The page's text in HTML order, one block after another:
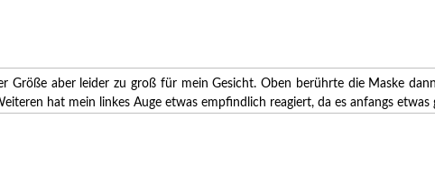
aber leider zu groß für mein Gesicht. Oben berührte die Maske
hat mein linkes Auge etwas empfindlich reagiert, da es anfangs